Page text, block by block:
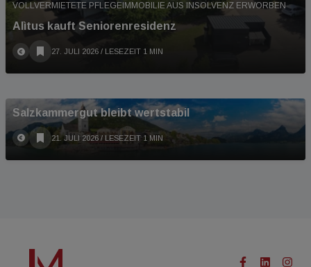
VOLLVERMIETETE PFLEGEIMMOBILIE AUS INSOLVENZ ERWORBEN
Alìtus kauft Seniorenresidenz
27. JULI 2026 / LESEZEIT 1 MIN
Salzkammergut bleibt wertstabil
21. JULI 2026 / LESEZEIT 1 MIN